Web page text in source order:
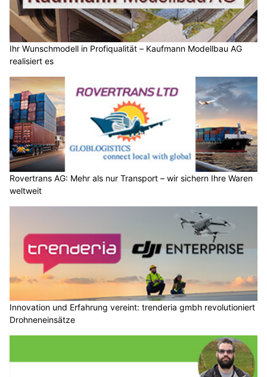
Ihr Wunschmodell in Profiqualität – Kaufmann Modellbau AG
realisiert es
Rovertrans AG: Mehr als nur Transport – wir sichern Ihre Waren
weltweit
Innovation und Erfahrung vereint: trenderia gmbh revolutioniert
Drohneneinsätze